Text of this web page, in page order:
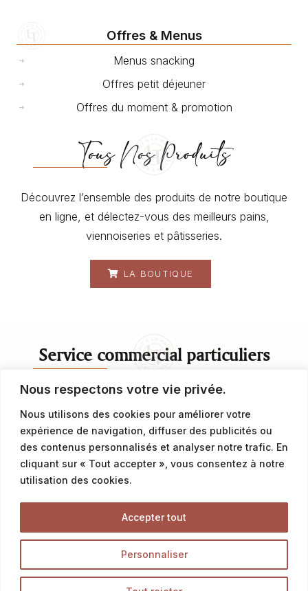
Nous respectons votre vie privée.
Nous utilisons des cookies pour améliorer votre
expérience de navigation, diffuser des publicités ou
des contenus personnalisés et analyser notre trafic. En
cliquant sur « Tout accepter », vous consentez à notre
utilisation des cookies.
Personnaliser
Accepter tout
Offres & Menus
Menus snacking
Offres petit déjeuner
Offres du moment & promotion
Tous Nos Produits
Découvrez l’ensemble des produits de notre boutique
en ligne, et délectez-vous des meilleurs pains,
viennoiseries et pâtisseries.
LA BOUTIQUE
Service commercial particuliers
contact@latalemelerie.com
04 76 43 20 09
Service commercial professionnels
commercial@latalemelerie.com
04 76 43 20 09